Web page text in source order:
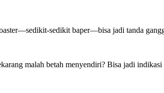
sedikit baper—bisa jadi tanda
malah betah menyendiri? Bisa jadi